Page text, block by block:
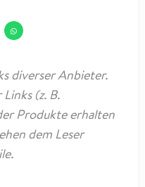
diverser Anbieter.
(z. B.
Produkte erhalten
dem Leser